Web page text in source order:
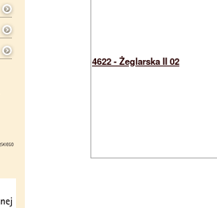
4622 - Żeglarska II 02